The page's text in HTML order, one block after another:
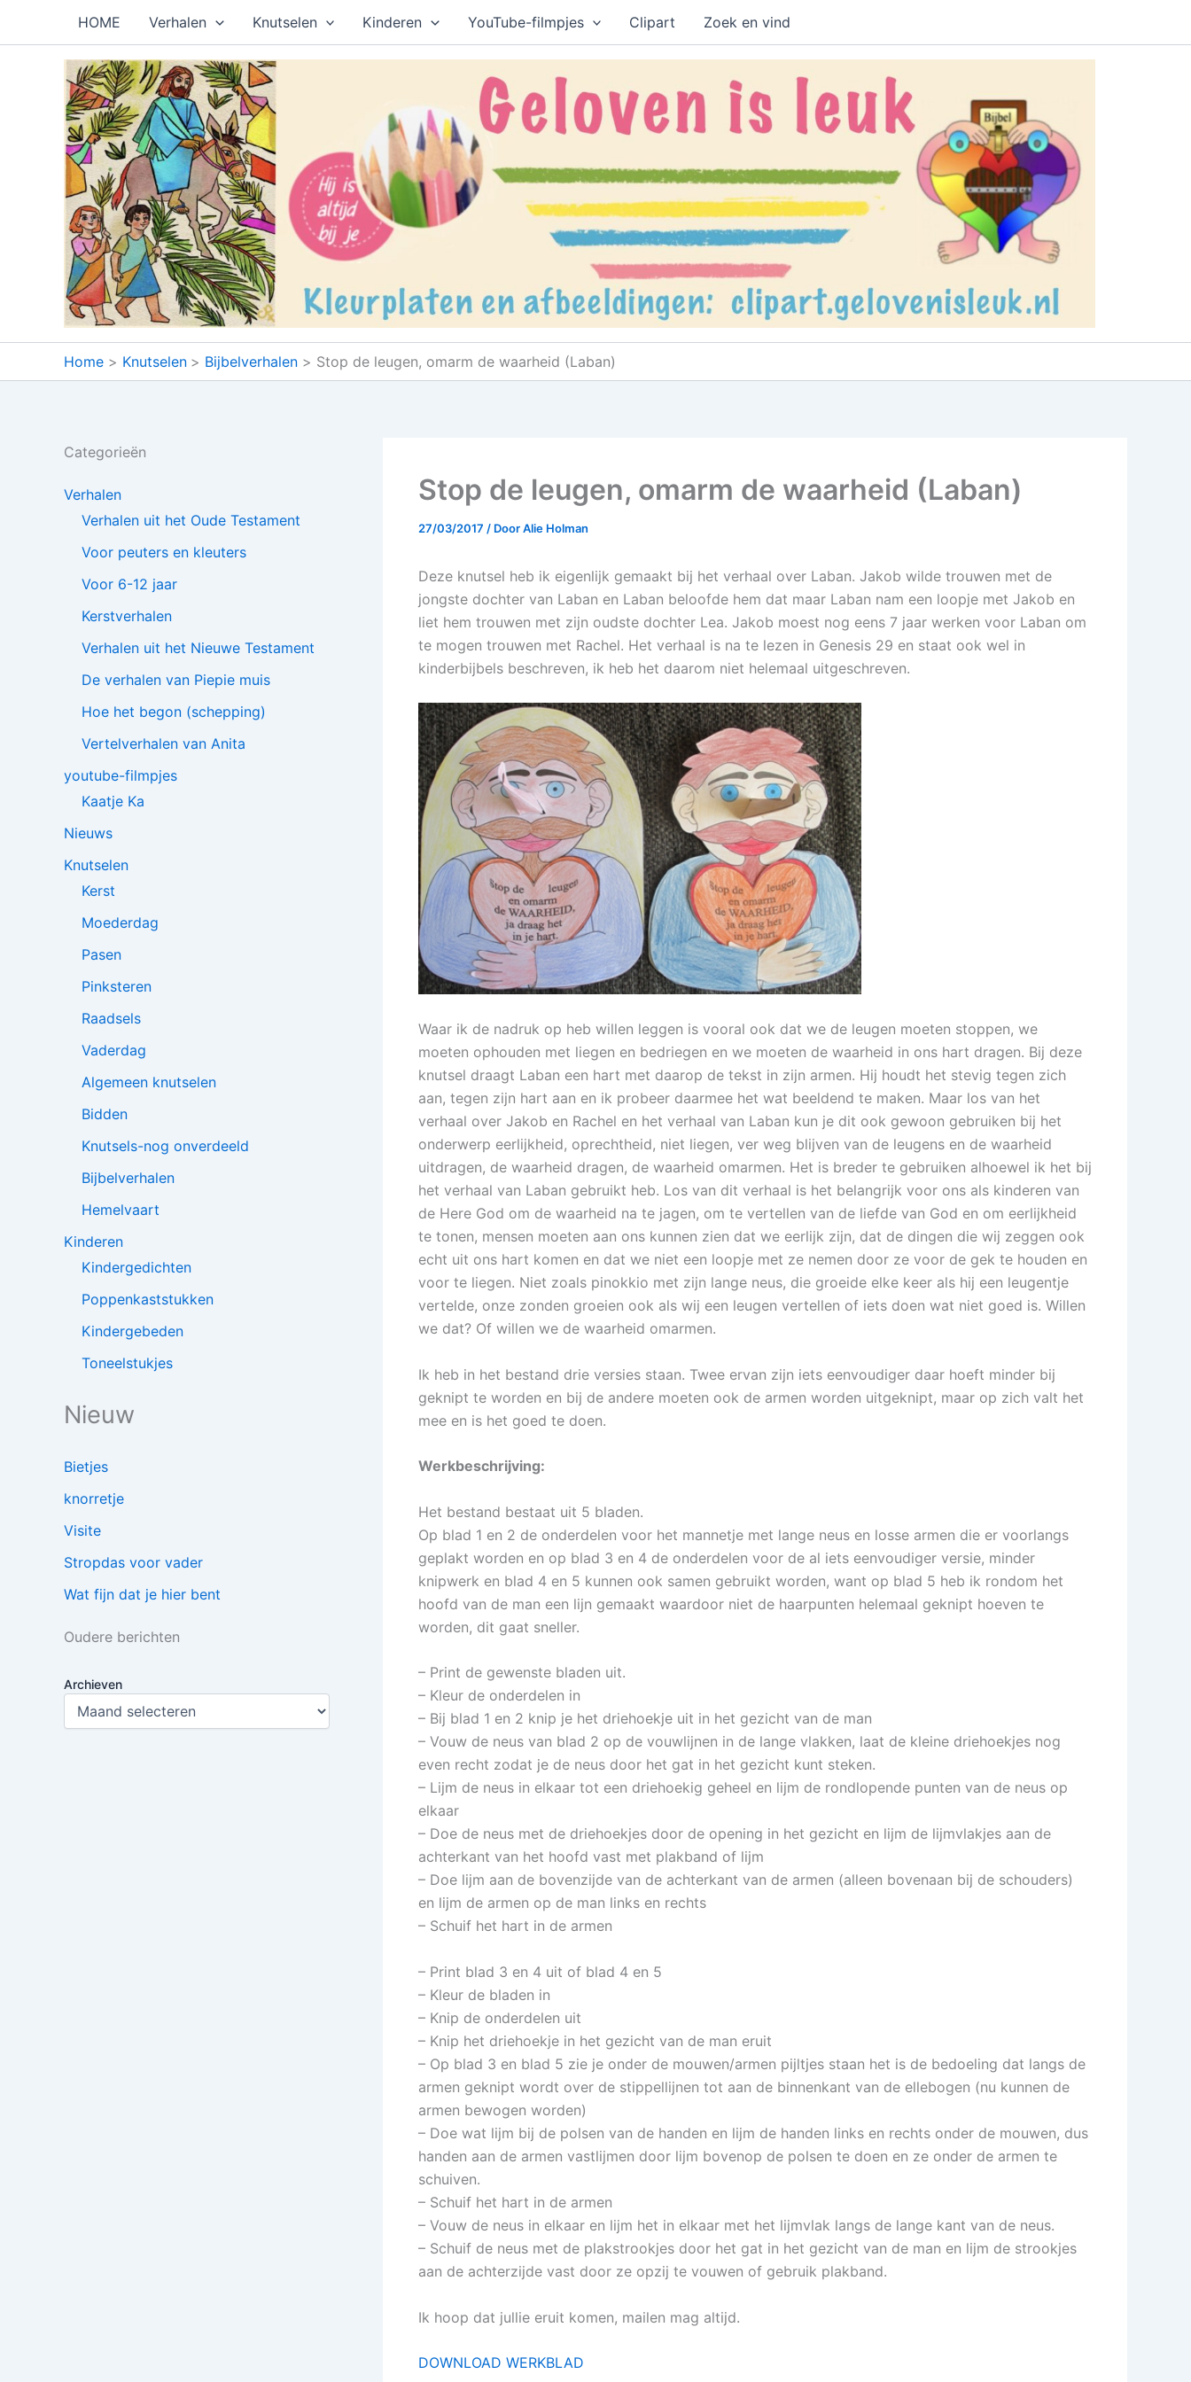
HOME Verhalen Knutselen Kinderen YouTube-filmpjes Clipart Zoek en vind
Home Knutselen Bijbelverhalen Stop de leugen, omarm de waarheid (Laban)
Categorieën
Verhalen
Verhalen uit het Oude Testament
Voor peuters en kleuters
Voor 6-12 jaar
Kerstverhalen
Verhalen uit het Nieuwe Testament
De verhalen van Piepie muis
Hoe het begon (schepping)
Vertelverhalen van Anita
youtube-filmpjes
Kaatje Ka
Nieuws
Knutselen
Kerst
Moederdag
Pasen
Pinksteren
Raadsels
Vaderdag
Algemeen knutselen
Bidden
Knutsels-nog onverdeeld
Bijbelverhalen
Hemelvaart
Kinderen
Kindergedichten
Poppenkaststukken
Kindergebeden
Toneelstukjes
Nieuw
Bietjes
knorretje
Visite
Stropdas voor vader
Wat fijn dat je hier bent
Oudere berichten
Archieven
Stop de leugen, omarm de waarheid (Laban)
27/03/2017 / DoorAlie Holman
Deze knutsel heb ik eigenlijk gemaakt bij het verhaal over Laban. Jakob wilde trouwen met de
jongste dochter van Laban en Laban beloofde hem dat maar Laban nam een loopje met Jakob en
liet hem trouwen met zijn oudste dochter Lea. Jakob moest nog eens 7 jaar werken voor Laban om
te mogen trouwen met Rachel. Het verhaal is na te lezen in Genesis 29 en staat ook wel in
kinderbijbels beschreven, ik heb het daarom niet helemaal uitgeschreven.
Waar ik de nadruk op heb willen leggen is vooral ook dat we de leugen moeten stoppen, we
moeten ophouden met liegen en bedriegen en we moeten de waarheid in ons hart dragen. Bij deze
knutsel draagt Laban een hart met daarop de tekst in zijn armen. Hij houdt het stevig tegen zich
aan, tegen zijn hart aan en ik probeer daarmee het wat beeldend te maken. Maar los van het
verhaal over Jakob en Rachel en het verhaal van Laban kun je dit ook gewoon gebruiken bij het
onderwerp eerlijkheid, oprechtheid, niet liegen, ver weg blijven van de leugens en de waarheid
uitdragen, de waarheid dragen, de waarheid omarmen. Het is breder te gebruiken alhoewel ik het bij
het verhaal van Laban gebruikt heb. Los van dit verhaal is het belangrijk voor ons als kinderen van
de Here God om de waarheid na te jagen, om te vertellen van de liefde van God en om eerlijkheid
te tonen, mensen moeten aan ons kunnen zien dat we eerlijk zijn, dat de dingen die wij zeggen ook
echt uit ons hart komen en dat we niet een loopje met ze nemen door ze voor de gek te houden en
voor te liegen. Niet zoals pinokkio met zijn lange neus, die groeide elke keer als hij een leugentje
vertelde, onze zonden groeien ook als wij een leugen vertellen of iets doen wat niet goed is. Willen
we dat? Of willen we de waarheid omarmen.
Ik heb in het bestand drie versies staan. Twee ervan zijn iets eenvoudiger daar hoeft minder bij
geknipt te worden en bij de andere moeten ook de armen worden uitgeknipt, maar op zich valt het
mee en is het goed te doen.
Werkbeschrijving:
Het bestand bestaat uit 5 bladen.
Op blad 1 en 2 de onderdelen voor het mannetje met lange neus en losse armen die er voorlangs
geplakt worden en op blad 3 en 4 de onderdelen voor de al iets eenvoudiger versie, minder
knipwerk en blad 4 en 5 kunnen ook samen gebruikt worden, want op blad 5 heb ik rondom het
hoofd van de man een lijn gemaakt waardoor niet de haarpunten helemaal geknipt hoeven te
worden, dit gaat sneller.
– Print de gewenste bladen uit.
– Kleur de onderdelen in
– Bij blad 1 en 2 knip je het driehoekje uit in het gezicht van de man
– Vouw de neus van blad 2 op de vouwlijnen in de lange vlakken, laat de kleine driehoekjes nog
even recht zodat je de neus door het gat in het gezicht kunt steken.
– Lijm de neus in elkaar tot een driehoekig geheel en lijm de rondlopende punten van de neus op
elkaar
– Doe de neus met de driehoekjes door de opening in het gezicht en lijm de lijmvlakjes aan de
achterkant van het hoofd vast met plakband of lijm
– Doe lijm aan de bovenzijde van de achterkant van de armen (alleen bovenaan bij de schouders)
en lijm de armen op de man links en rechts
– Schuif het hart in de armen
– Print blad 3 en 4 uit of blad 4 en 5
– Kleur de bladen in
– Knip de onderdelen uit
– Knip het driehoekje in het gezicht van de man eruit
– Op blad 3 en blad 5 zie je onder de mouwen/armen pijltjes staan het is de bedoeling dat langs de
armen geknipt wordt over de stippellijnen tot aan de binnenkant van de ellebogen (nu kunnen de
armen bewogen worden)
– Doe wat lijm bij de polsen van de handen en lijm de handen links en rechts onder de mouwen, dus
handen aan de armen vastlijmen door lijm bovenop de polsen te doen en ze onder de armen te
schuiven.
– Schuif het hart in de armen
– Vouw de neus in elkaar en lijm het in elkaar met het lijmvlak langs de lange kant van de neus.
– Schuif de neus met de plakstrookjes door het gat in het gezicht van de man en lijm de strookjes
aan de achterzijde vast door ze opzij te vouwen of gebruik plakband.
Ik hoop dat jullie eruit komen, mailen mag altijd.
DOWNLOAD WERKBLAD